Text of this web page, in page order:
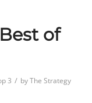
of
3 / byThe Strategy